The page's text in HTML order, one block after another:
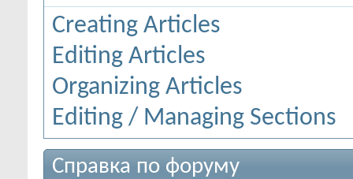
Creating Articles
Editing Articles
Organizing Articles
Editing / Managing Sections
Справка по форуму